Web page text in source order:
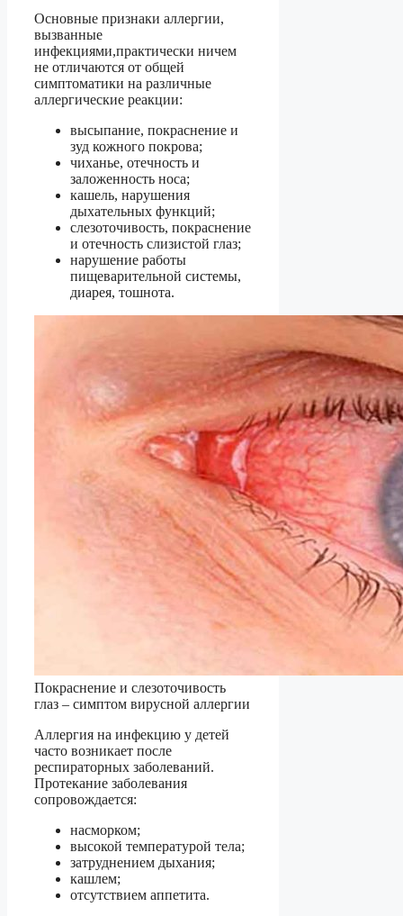
Основные признаки аллергии,
вызванные
инфекциями,практически ничем
не отличаются от общей
симптоматики на различные
аллергические реакции:
высыпание, покраснение и
зуд кожного покрова;
чиханье, отечность и
заложенность носа;
кашель, нарушения
дыхательных функций;
слезоточивость, покраснение
и отечность слизистой глаз;
нарушение работы
пищеварительной системы,
диарея, тошнота.
Покраснение и слезоточивость
глаз – симптом вирусной аллергии
Аллергия на инфекцию у детей
часто возникает после
респираторных заболеваний.
Протекание заболевания
сопровождается:
насморком;
высокой температурой тела;
затруднением дыхания;
кашлем;
отсутствием аппетита.